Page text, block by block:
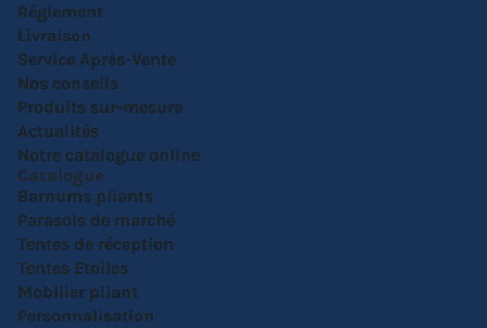
Réglement
Livraison
Service Après-Vente
Nos conseils
Produits sur-mesure
Actualités
Notre catalogue online
Catalogue
Barnums pliants
Parasols de marché
Tentes de réception
Tentes Etoiles
Mobilier pliant
Personnalisation